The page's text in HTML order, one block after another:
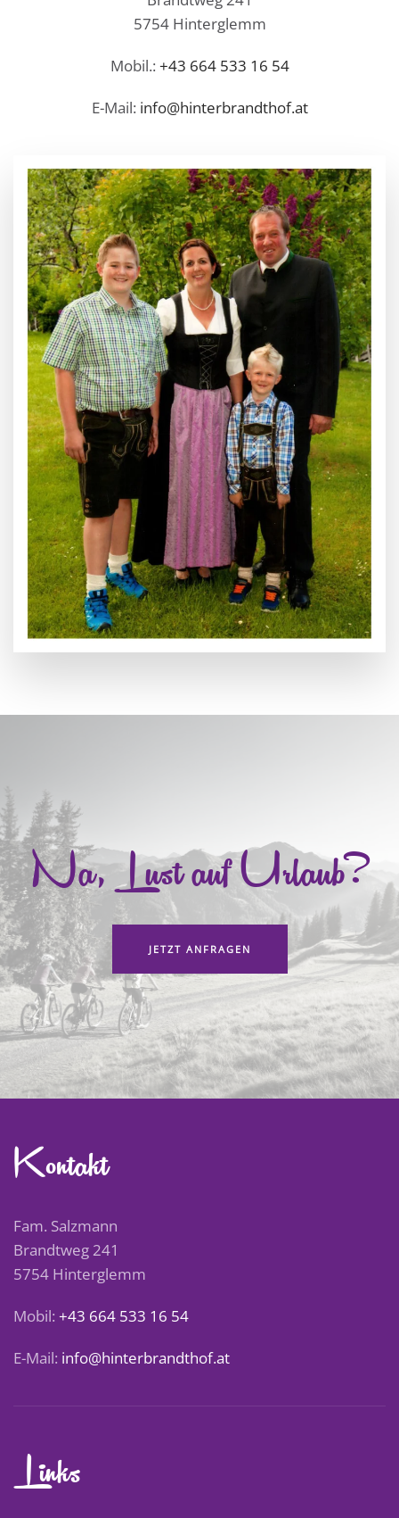
5754 Hinterglemm
Mobil.: +43 664 533 16 54
E-Mail: info@hinterbrandthof.at
Na, Lust auf Urlaub?
JETZT ANFRAGEN
Kontakt
Fam. Salzmann
Brandtweg 241
5754 Hinterglemm
Mobil: +43 664 533 16 54
E-Mail: info@hinterbrandthof.at
Links